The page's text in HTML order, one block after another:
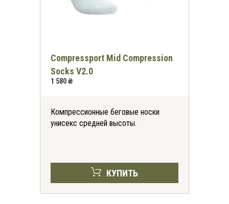
Compressport Mid Compression
Socks V2.0
1 580 ₴
Компрессионные беговые носки
унисекс средней высоты.
КУПИТЬ